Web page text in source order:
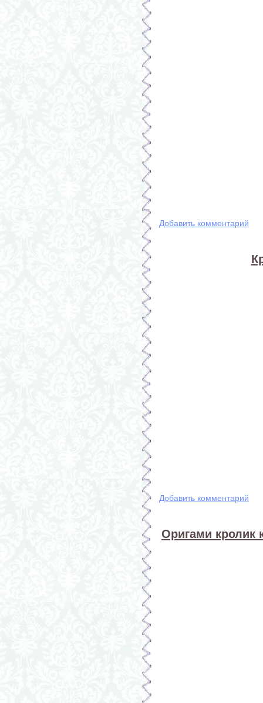
Добавить комментарий
Добавить комментарий
Оригами кролик